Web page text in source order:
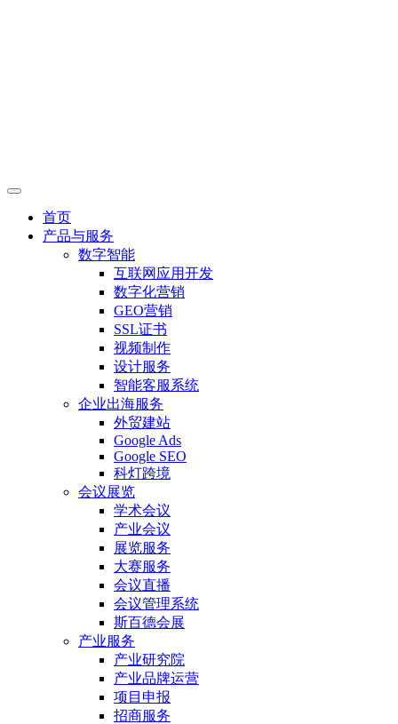
首页
产品与服务
数字智能
互联网应用开发
数字化营销
GEO营销
SSL证书
视频制作
设计服务
智能客服系统
企业出海服务
外贸建站
Google Ads
Google SEO
科灯跨境
会议展览
学术会议
产业会议
展览服务
大赛服务
会议直播
会议管理系统
斯百德会展
产业服务
产业研究院
产业品牌运营
项目申报
招商服务